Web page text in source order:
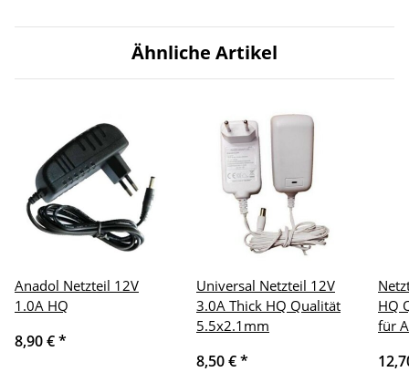
Ähnliche Artikel
Anadol Netzteil 12V
1.0A HQ
8,90 €*
Universal Netzteil 12V
3.0A Thick HQ Qualität
5.5x2.1mm
8,50 €*
HQ
für